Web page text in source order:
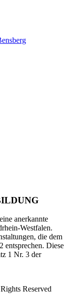
anerkannte
Westfalen.
die dem
entsprechen. Diese
1 Nr. 3 der
Reserved